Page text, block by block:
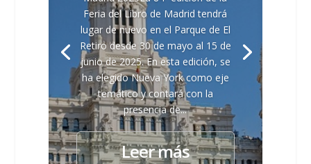
Feria del Libro de Madrid tendrá
lugar de nuevo en el Parque de El
Retiro desde 30 de mayo al 15 de
junio de 2025. En esta edición, se
ha elegido Nueva York como eje
temático y contará con la
presencia de...
Leer más